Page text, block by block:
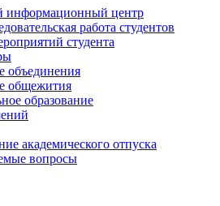
центр
работа студентов
студента
объединения
общежития
образование
академического отпуска
вопросы